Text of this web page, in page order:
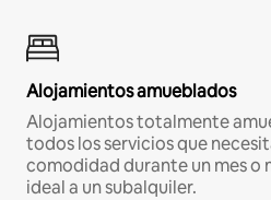
Alojamientos amueblados
Alojamientos totalmente
todos los servicios que
comodidad durante un mes o
ideal a un subalquiler.